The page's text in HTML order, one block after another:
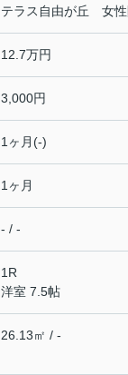
テラス自由が丘 女
12.7万円
3,000円
1ヶ月(-)
1ヶ月
- / -
1R
洋室 7.5帖
26.13㎡ / -